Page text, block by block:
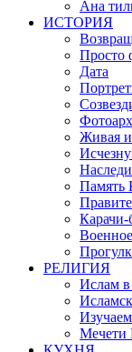
Ана
ИСТОРИЯ
Просто
Дата
Живая
Память
Карачи-
РЕЛИГИЯ
Ислам
Мечети